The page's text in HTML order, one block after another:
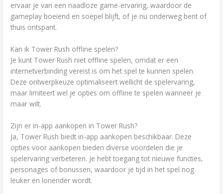
ervaar je van een naadloze game-ervaring, waardoor de
gameplay boeiend en soepel blijft, of je nu onderweg bent of
thuis ontspant.
Kan ik Tower Rush offline spelen?
Je kunt Tower Rush niet offline spelen, omdat er een
internetverbinding vereist is om het spel te kunnen spelen.
Deze ontwerpkeuze optimaliseert wellicht de spelervaring,
maar limiteert wel je opties om offline te spelen wanneer je
maar wilt.
Zijn er in-app aankopen in Tower Rush?
Ja, Tower Rush biedt in-app aankopen beschikbaar. Deze
opties voor aankopen bieden diverse voordelen die je
spelervaring verbeteren. Je hebt toegang tot nieuwe functies,
personages of bonussen, waardoor je tijd in het spel nog
leuker en lonender wordt.